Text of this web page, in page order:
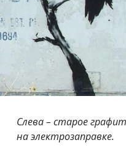
Слева – старое
на электрозаправке.